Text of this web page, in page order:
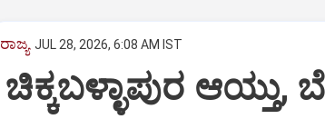
ರಾಜ್ಯ JUL 28, 2026, 6:08 AM IST
ಚಿಕ್ಕಬಳ್ಳಾಪುರ